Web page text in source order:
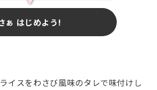
ぁ はじめよう!
イスをわさび風味のタレで味付けし